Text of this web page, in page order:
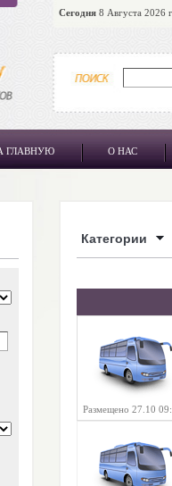
Сегодня 8 Августа 2026
ГЛАВНУЮ О НАС
Категории
Размещено 27.10